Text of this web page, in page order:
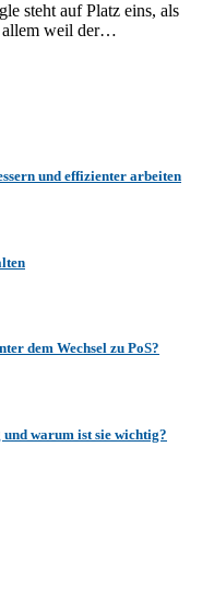
steht auf Platz eins, als
allem weil der…
und effizienter arbeiten
dem Wechsel zu PoS?
warum ist sie wichtig?